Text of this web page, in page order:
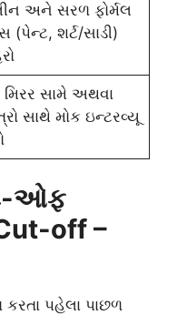
અને સરળ ફોર્મલ
(પેન્ટ, શર્ટ/સાડી)
મિરર સામે અથવા
સાથે મોક ઇન્ટરવ્યૂ
ઓફ
off –
પહેલા પાછળ